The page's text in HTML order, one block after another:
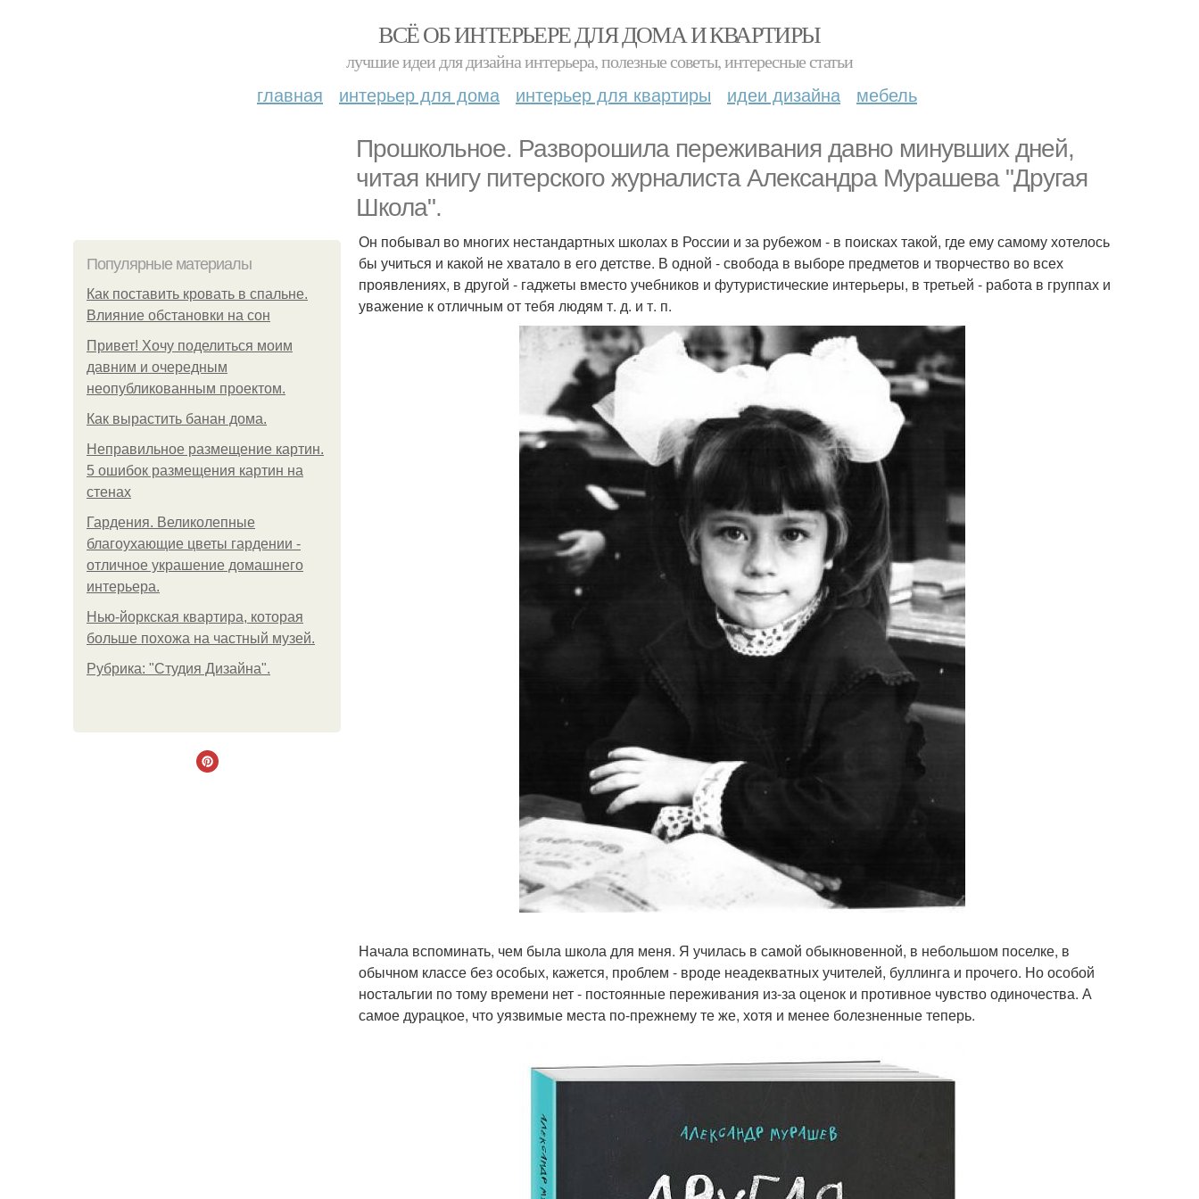
ВСЁ ОБ ИНТЕРЬЕРЕ ДЛЯ ДОМА И КВАРТИРЫ
лучшие идеи для дизайна интерьера, полезные советы, интересные статьи
главная интерьер для дома интерьер для квартиры идеи дизайна мебель
Прошкольное. Разворошила переживания давно минувших дней,
читая книгу питерского журналиста Александра Мурашева "Другая
Школа".
Популярные материалы
Как поставить кровать в спальне.
Влияние обстановки на сон
Привет! Хочу поделиться моим
давним и очередным
неопубликованным проектом.
Как вырастить банан дома.
Неправильное размещение картин.
5 ошибок размещения картин на
стенах
Гардения. Великолепные
благоухающие цветы гардении -
отличное украшение домашнего
интерьера.
Нью-йоркская квартира, которая
больше похожа на частный музей.
Рубрика: "Студия Дизайна".
Он побывал во многих нестандартных школах в России и за рубежом - в поисках такой, где ему самому хотелось
бы учиться и какой не хватало в его детстве. В одной - свобода в выборе предметов и творчество во всех
проявлениях, в другой - гаджеты вместо учебников и футуристические интерьеры, в третьей - работа в группах и
уважение к отличным от тебя людям т. д. и т. п.
Начала вспоминать, чем была школа для меня. Я училась в самой обыкновенной, в небольшом поселке, в
обычном классе без особых, кажется, проблем - вроде неадекватных учителей, буллинга и прочего. Но особой
ностальгии по тому времени нет - постоянные переживания из-за оценок и противное чувство одиночества. А
самое дурацкое, что уязвимые места по-прежнему те же, хотя и менее болезненные теперь.